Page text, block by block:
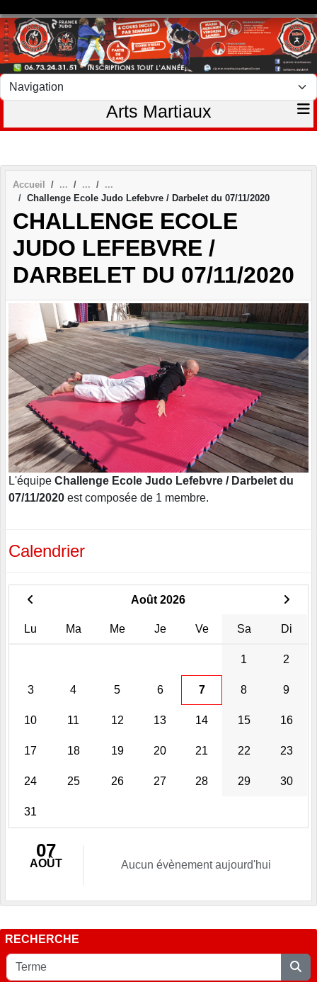
Arts Martiaux
Accueil
Challenge Ecole Judo Lefebvre / Darbelet du 07/11/2020
CHALLENGE ECOLE
JUDO LEFEBVRE /
DARBELET DU 07/11/2020
L'équipe Challenge Ecole Judo Lefebvre / Darbelet du
07/11/2020 est composée de 1 membre.
Calendrier
Août 2026
Lu Ma Me Je Ve Sa Di
1 2
3 4 5 6 7 8 9
10 11 12 13 14 15 16
17 18 19 20 21 22 23
24 25 26 27 28 29 30
31
07
AOÛT Aucun évènement aujourd'hui
RECHERCHE